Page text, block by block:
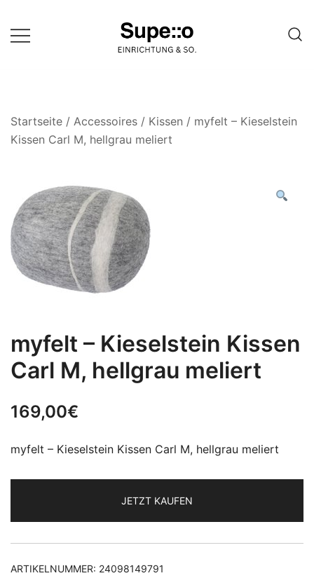
zum
Inhalt
einer Website
Startseite / Accessoires / Kissen / myfelt – Kieselstein
Kissen Carl M, hellgrau meliert
myfelt – Kieselstein Kissen
Carl M, hellgrau meliert
169,00€
myfelt – Kieselstein Kissen Carl M, hellgrau meliert
JETZT KAUFEN
ARTIKELNUMMER: 24098149791